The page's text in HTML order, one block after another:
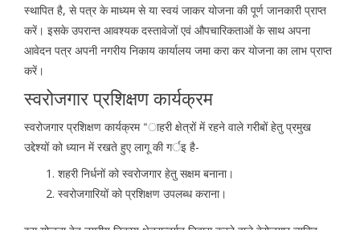
स्थापित है, से पत्र के माध्यम से या स्वयं जाकर योजना की पूर्ण जानकारी प्राप्त
करें। इसके उपरान्त आवश्यक दस्तावेजों एवं औपचारिकताओं के साथ अपना
आवेदन पत्र अपनी नगरीय निकाय कार्यालय जमा करा कर योजना का लाभ प्राप्त
करें।
स्वरोजगार प्रशिक्षण कार्यक्रम
स्वरोजगार प्रशिक्षण कार्यक्रम “ाहरी क्षेत्रों में रहने वाले गरीबों हेतु प्रमुख
उद्देश्यों को ध्यान में रखते हुए लागू की गर्इ है-
शहरी निर्धनों को स्वरोजगार हेतु सक्षम बनाना।
स्वरोजगारियों को प्रशिक्षण उपलब्ध कराना।